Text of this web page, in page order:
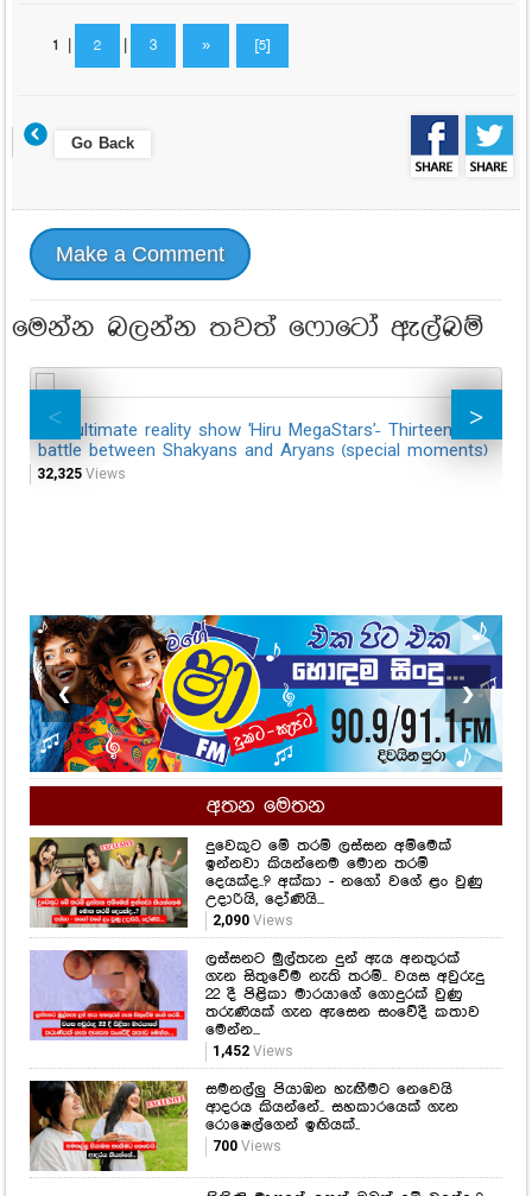
1| 2 3 » [5]
Go Back
Make a Comment
මෙන්න බලන්න තවත් ෆොටෝ ඇල්බම්
The ultimate reality show 'Hiru MegaStars'- Thirteenth
battle between Shakyans and Aryans (special moments)
32,325 Views
❮ ❯
අතන මෙතන
දුවෙකුට මේ තරම් ලස්සන අම්මෙක්
ඉන්නවා කියන්නෙම මොන තරම්
දෙයක්ද..? අක්කා - නගෝ වගේ ළං වුණු
උදාරියි, දෝණියි...
2,090Views
ලස්සනට මුල්තැන දුන් ඇය අනතුරක්
ගැන සිතුවේම නැති තරම්.. වයස අවුරුදු
22 දී පිළිකා මාරයාගේ ගොදුරක් වුණු
තරුණියක් ගැන ඇසෙන සංවේදී කතාව
මෙන්න...
1,452Views
සමනල්ලු පියාඹන හැඟීමට නෙවෙයි
ආදරය කියන්නේ.. සහකාරයෙක් ගැන
රොෂෙල්ගෙන් ඉඟියක්..
700Views